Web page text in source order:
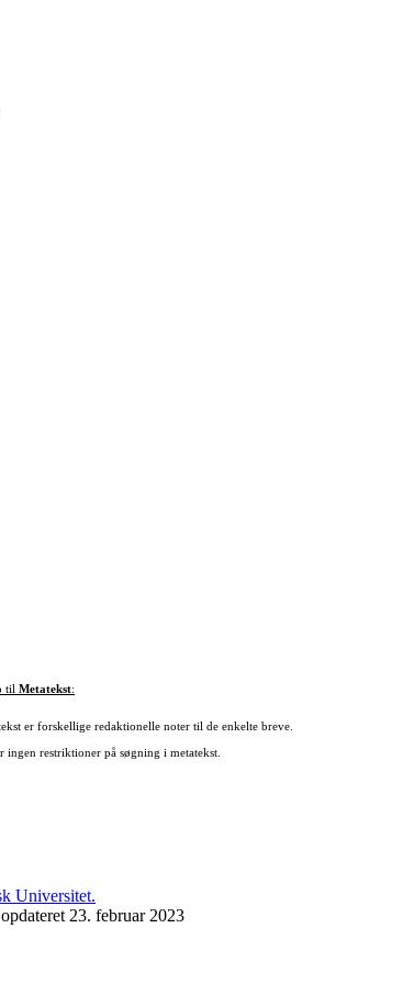
til Metatekst:
er forskellige redaktionelle noter til de enkelte breve.
ingen restriktioner på søgning i metatekst.
23. februar 2023